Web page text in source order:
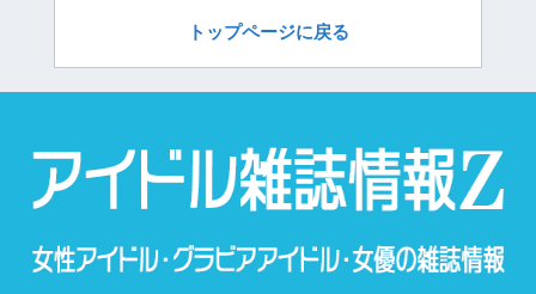
トップページに戻る